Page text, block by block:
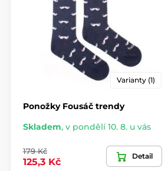
Varianty (1)
Ponožky Fousáč trendy
Skladem, v pondělí 10. 8. u vás
179 Kč
125,3 Kč
Detail